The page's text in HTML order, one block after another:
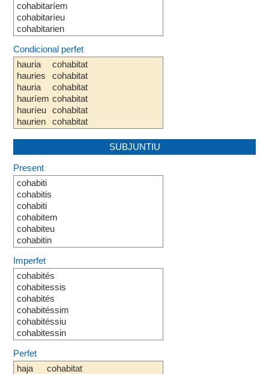
cohabitaríem
cohabitaríeu
cohabitarien
Condicional perfet
hauria
hauries
hauria
hauríem
hauríeu
haurien
cohabitat
cohabitat
cohabitat
cohabitat
cohabitat
cohabitat
SUBJUNTIU
Present
cohabiti
cohabitis
cohabiti
cohabitem
cohabiteu
cohabitin
Imperfet
cohabités
cohabitessis
cohabités
cohabitéssim
cohabitéssiu
cohabitessin
Perfet
haja
cohabitat